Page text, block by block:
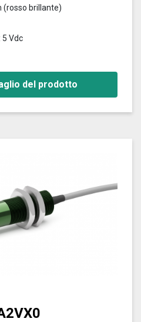
(rosso brillante)
Vdc
del prodotto